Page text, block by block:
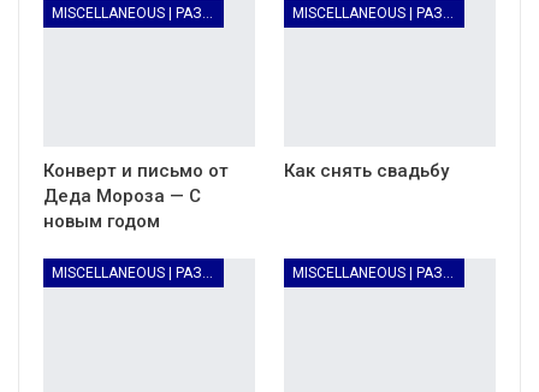
Конверт и письмо от
Деда Мороза — С
новым годом
Как снять свадьбу
MISCELLANEOUS | РАЗНОЕ MISCELLANEOUS | РАЗНОЕ